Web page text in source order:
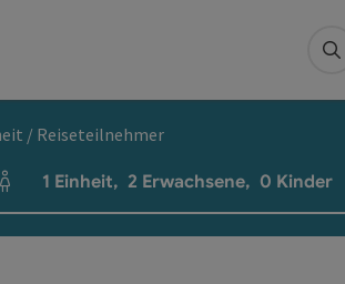
Einheit / Reiseteilnehmer
und Personenfelder
1 Einheit, 2 Erwachsene, 0 Kinder